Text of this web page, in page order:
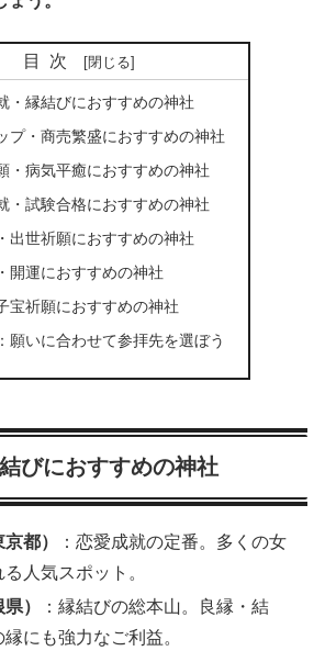
目次
・縁結びにおすすめの神社
プ・商売繁盛におすすめの神社
・病気平癒におすすめの神社
・試験合格におすすめの神社
出世祈願におすすめの神社
開運におすすめの神社
宝祈願におすすめの神社
願いに合わせて参拝先を選ぼう
びにおすすめの神社
都）
：恋愛成就の定番。多くの女
人気スポット。
）
：縁結びの総本山。良縁・結
にも強力なご利益。